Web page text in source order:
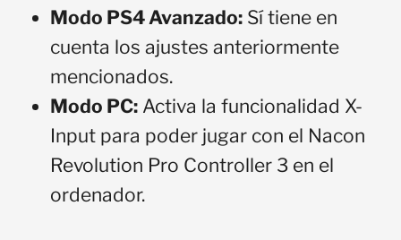
Modo PS4 Avanzado: Sí tiene en
cuenta los ajustes anteriormente
mencionados.
Modo PC: Activa la funcionalidad X-
Input para poder jugar con el Nacon
Revolution Pro Controller 3 en el
ordenador.